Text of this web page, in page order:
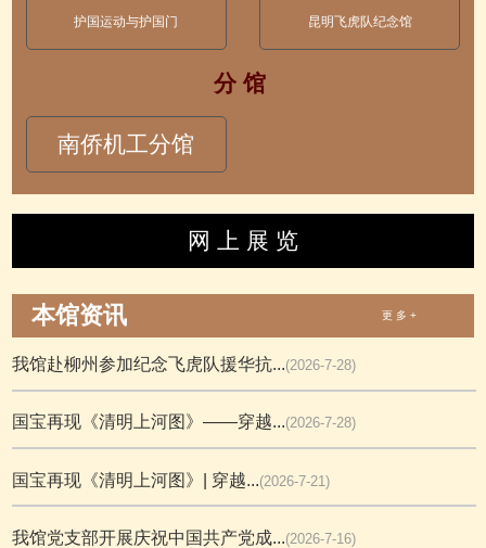
护国运动与护国门 昆明飞虎队纪念馆
分 馆
南侨机工分馆
网 上 展 览
本馆资讯 更 多 +
我馆赴柳州参加纪念飞虎队援华抗...(2026-7-28)
国宝再现《清明上河图》——穿越...(2026-7-28)
国宝再现《清明上河图》| 穿越...(2026-7-21)
我馆党支部开展庆祝中国共产党成...(2026-7-16)